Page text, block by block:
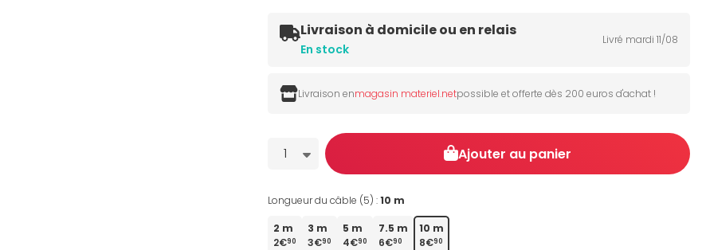
Livraison à domicile ou en relais
En stock
Livré mardi 11/08
Livraison enmagasin materiel.netpossible et offerte dès 200 euros d'achat !
Quantité
1 Ajouter au panier
Longueur du câble (5) :10 m
2 m
2€90
3 m
3€90
5 m
4€90
7.5 m
6€90
10 m
8€90